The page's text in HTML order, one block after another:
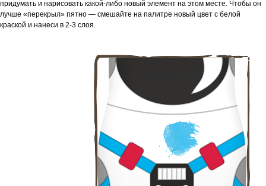
придумать и нарисовать какой-либо новый элемент на этом месте. Чтобы он
лучше «перекрыл» пятно — смешайте на палитре новый цвет с белой
краской и нанеси в 2-3 слоя.